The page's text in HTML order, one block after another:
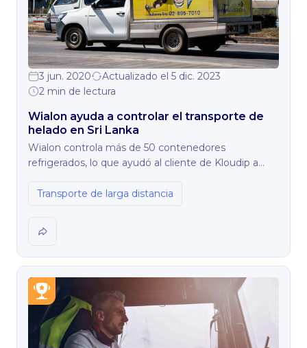
3 jun. 2020
Actualizado el 5 dic. 2023
2 min de lectura
Wialon ayuda a controlar el transporte de
helado en Sri Lanka
Wialon controla más de 50 contenedores
refrigerados, lo que ayudó al cliente de Kloudip a
los siguientes resultados:
Transporte de larga distancia